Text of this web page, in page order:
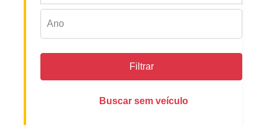
Filtrar
Buscar sem veículo